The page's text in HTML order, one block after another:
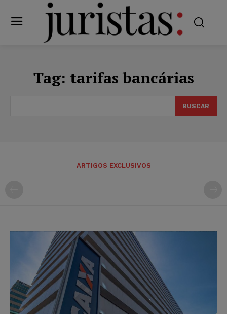
Tag: tarifas bancárias
BUSCAR
ARTIGOS EXCLUSIVOS